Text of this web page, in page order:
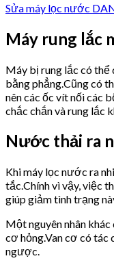
Sửa máy lọc nước
Máy rung lắc
Máy bị rung lắc có thể
bằng phẳng.Cũng có
nên các ốc vít nối các
chắc chắn và rung lắc
Nước thải ra
Khi máy lọc nước ra
tắc.Chính vì vậy, việc
giúp giảm tình trạng
Một nguyên nhân
cơ hỏng.Van cơ có tác
ngược.